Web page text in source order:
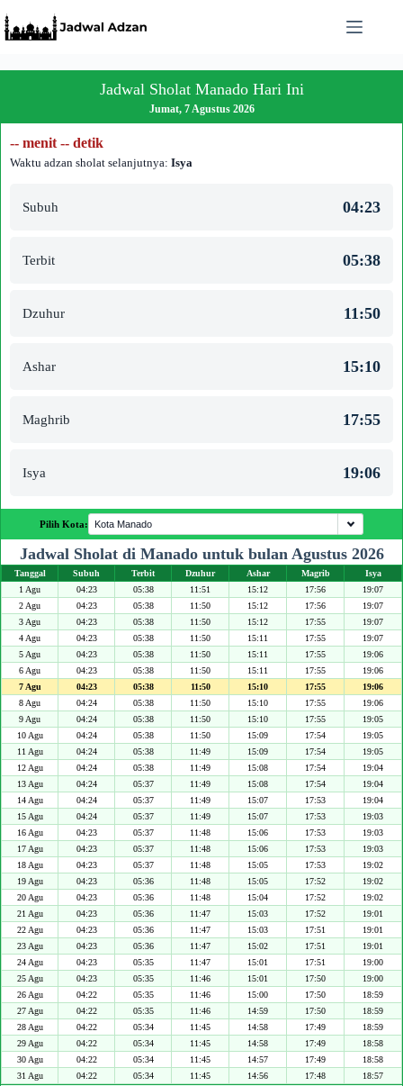
to
content
Jadwal Sholat Manado Hari Ini
Jumat, 7 Agustus 2026
-- menit -- detik
Waktu adzan sholat selanjutnya: Isya
Subuh 04:23
Terbit 05:38
Dzuhur 11:50
Ashar 15:10
Maghrib 17:55
Isya 19:06
Pilih Kota:
Jadwal Sholat di Manado untuk bulan Agustus 2026
Tanggal Subuh Terbit Dzuhur Ashar Magrib
Isya
1 Agu
04:23 05:38 11:51 15:12 17:56
19:07
2 Agu
04:23 05:38 11:50 15:12 17:56
19:07
3 Agu
04:23 05:38 11:50 15:12 17:55
19:07
4 Agu
04:23 05:38 11:50 15:11 17:55
19:07
5 Agu
04:23 05:38 11:50 15:11 17:55
19:06
6 Agu
04:23 05:38 11:50 15:11 17:55
19:06
7 Agu
04:23 05:38 11:50 15:10 17:55
19:06
8 Agu
04:24 05:38 11:50 15:10 17:55
19:06
9 Agu
04:24 05:38 11:50 15:10 17:55
19:05
10 Agu
04:24 05:38 11:50 15:09 17:54
19:05
11 Agu
04:24 05:38 11:49 15:09 17:54
19:05
12 Agu
04:24 05:38 11:49 15:08 17:54
19:04
13 Agu
04:24 05:37 11:49 15:08 17:54
19:04
14 Agu
04:24 05:37 11:49 15:07 17:53
19:04
15 Agu
04:24 05:37 11:49 15:07 17:53
19:03
16 Agu
04:23 05:37 11:48 15:06 17:53
19:03
17 Agu
04:23 05:37 11:48 15:06 17:53
19:03
18 Agu
04:23 05:37 11:48 15:05 17:53
19:02
19 Agu
04:23 05:36 11:48 15:05 17:52
19:02
20 Agu
04:23 05:36 11:48 15:04 17:52
19:02
21 Agu
04:23 05:36 11:47 15:03 17:52
19:01
22 Agu
04:23 05:36 11:47 15:03 17:51
19:01
23 Agu
04:23 05:36 11:47 15:02 17:51
19:01
24 Agu
04:23 05:35 11:47 15:01 17:51
19:00
25 Agu
04:23 05:35 11:46 15:01 17:50
19:00
26 Agu
04:22 05:35 11:46 15:00 17:50
18:59
27 Agu
04:22 05:35 11:46 14:59 17:50
18:59
28 Agu
04:22 05:34 11:45 14:58 17:49
18:59
29 Agu
04:22 05:34 11:45 14:58 17:49
18:58
30 Agu
04:22 05:34 11:45 14:57 17:49
18:58
31 Agu
04:22 05:34 11:45 14:56 17:48 18:57